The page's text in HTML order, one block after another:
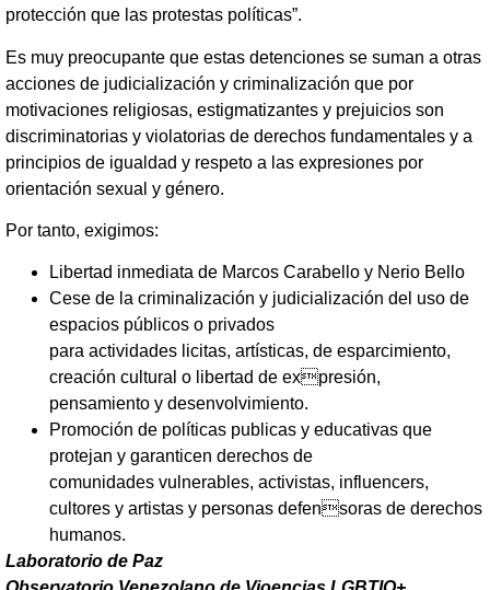
protección que las protestas políticas”.
Es muy preocupante que estas detenciones se suman a otras
acciones de judicialización y criminalización que por
motivaciones religiosas, estigmatizantes y prejuicios son
discriminatorias y violatorias de derechos fundamentales y a
principios de igualdad y respeto a las expresiones por
orientación sexual y género.
Por tanto, exigimos:
Libertad inmediata de Marcos Carabello y Nerio Bello
Cese de la criminalización y judicialización del uso de
espacios públicos o privados
para actividades licitas, artísticas, de esparcimiento,
creación cultural o libertad de expresión,
pensamiento y desenvolvimiento.
Promoción de políticas publicas y educativas que
protejan y garanticen derechos de
comunidades vulnerables, activistas, influencers,
cultores y artistas y personas defensoras de derechos
humanos.
Laboratorio de Paz